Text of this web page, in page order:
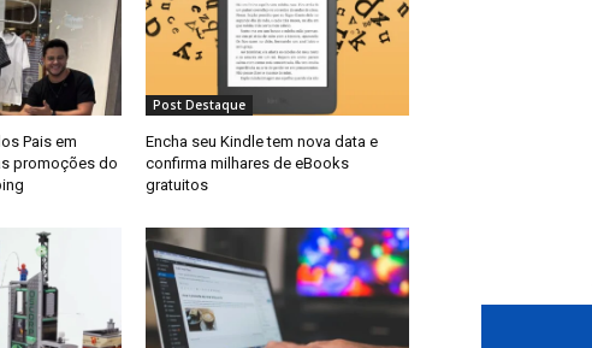
Pais em
promoções do
Post Destaque
Encha seu Kindle tem nova data e
confirma milhares de eBooks
gratuitos